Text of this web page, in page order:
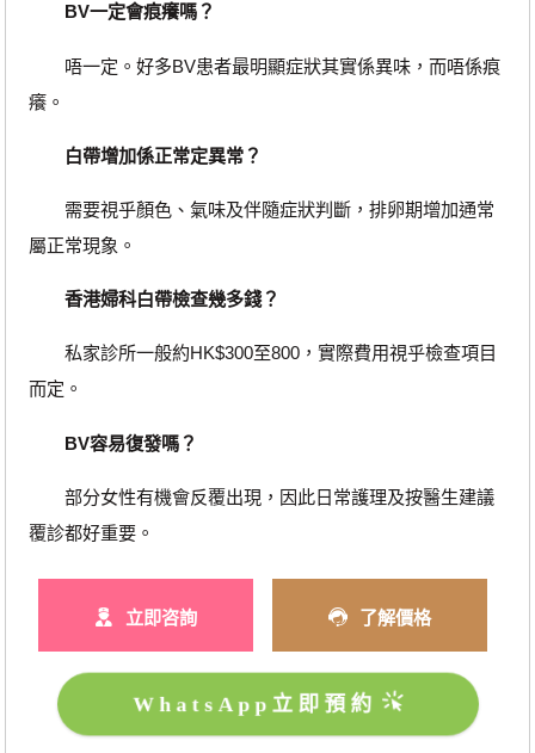
BV一定會痕癢嗎？
唔一定。好多BV患者最明顯症狀其實係異味，而唔係痕
癢。
白帶增加係正常定異常？
需要視乎顏色、氣味及伴隨症狀判斷，排卵期增加通常
屬正常現象。
香港婦科白帶檢查幾多錢？
私家診所一般約HK$300至800，實際費用視乎檢查項目
而定。
BV容易復發嗎？
部分女性有機會反覆出現，因此日常護理及按醫生建議
覆診都好重要。
立即咨詢 了解價格
WhatsApp立即預約